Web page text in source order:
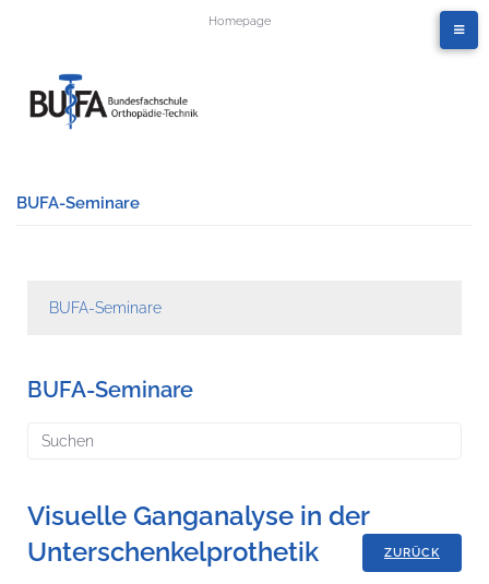
Homepage
BUFA-Seminare
BUFA-Seminare
BUFA-Seminare
Visuelle Ganganalyse in der
Unterschenkelprothetik
ZURÜCK